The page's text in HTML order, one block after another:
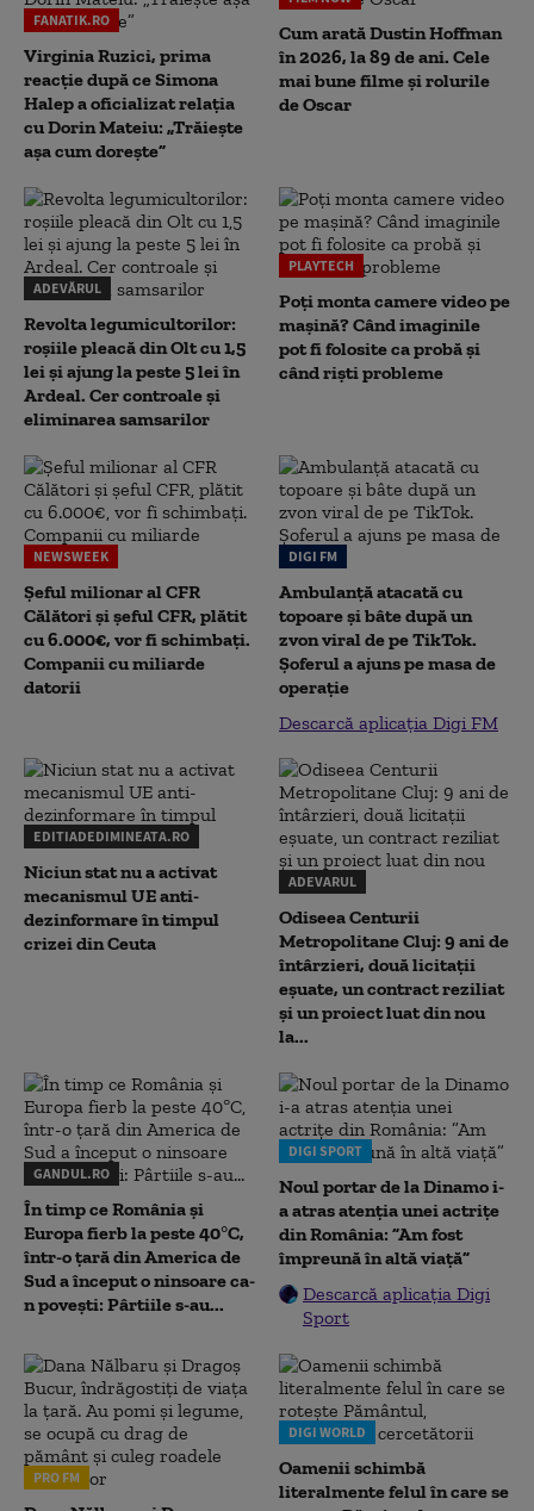
FANATIK.RO
Virginia Ruzici, prima
reacție după ce Simona
Halep a oficializat relația
cu Dorin Mateiu: „Trăiește
așa cum dorește”
Cum arată Dustin Hoffman
în 2026, la 89 de ani. Cele
mai bune filme și rolurile
de Oscar
ADEVĂRUL
Revolta legumicultorilor:
roșiile pleacă din Olt cu 1,5
lei și ajung la peste 5 lei în
Ardeal. Cer controale și
eliminarea samsarilor
PLAYTECH
Poți monta camere video pe
mașină? Când imaginile
pot fi folosite ca probă și
când riști probleme
NEWSWEEK
Șeful milionar al CFR
Călători și șeful CFR, plătit
cu 6.000€, vor fi schimbați.
Companii cu miliarde
datorii
DIGI FM
Ambulanță atacată cu
topoare și bâte după un
zvon viral de pe TikTok.
Șoferul a ajuns pe masa de
operație
Descarcă aplicația Digi FM
EDITIADEDIMINEATA.RO
Niciun stat nu a activat
mecanismul UE anti-
dezinformare în timpul
crizei din Ceuta
ADEVARUL
Odiseea Centurii
Metropolitane Cluj: 9 ani de
întârzieri, două licitații
eșuate, un contract reziliat
și un proiect luat din nou
la...
GANDUL.RO
În timp ce România și
Europa fierb la peste 40°C,
într-o țară din America de
Sud a început o ninsoare ca-
n povești: Pârtiile s-au...
DIGI SPORT
Noul portar de la Dinamo i-
a atras atenția unei actrițe
din România: ”Am fost
împreună în altă viață”
Descarcă aplicația Digi
Sport
PRO FM
DIGI WORLD
Oamenii schimbă
literalmente felul în care se